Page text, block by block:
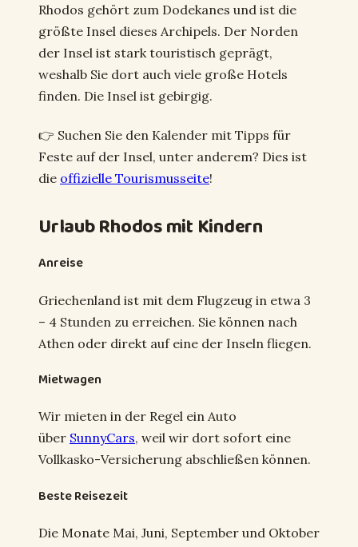
Rhodos gehört zum Dodekanes und ist die
größte Insel dieses Archipels. Der Norden
der Insel ist stark touristisch geprägt,
weshalb Sie dort auch viele große Hotels
finden. Die Insel ist gebirgig.
👉 Suchen Sie den Kalender mit Tipps für
Feste auf der Insel, unter anderem? Dies ist
die offizielle Tourismusseite!
Urlaub Rhodos mit Kindern
Anreise
Griechenland ist mit dem Flugzeug in etwa 3
– 4 Stunden zu erreichen. Sie können nach
Athen oder direkt auf eine der Inseln fliegen.
Mietwagen
Wir mieten in der Regel ein Auto
über SunnyCars, weil wir dort sofort eine
Vollkasko-Versicherung abschließen können.
Beste Reisezeit
Die Monate Mai, Juni, September und Oktober